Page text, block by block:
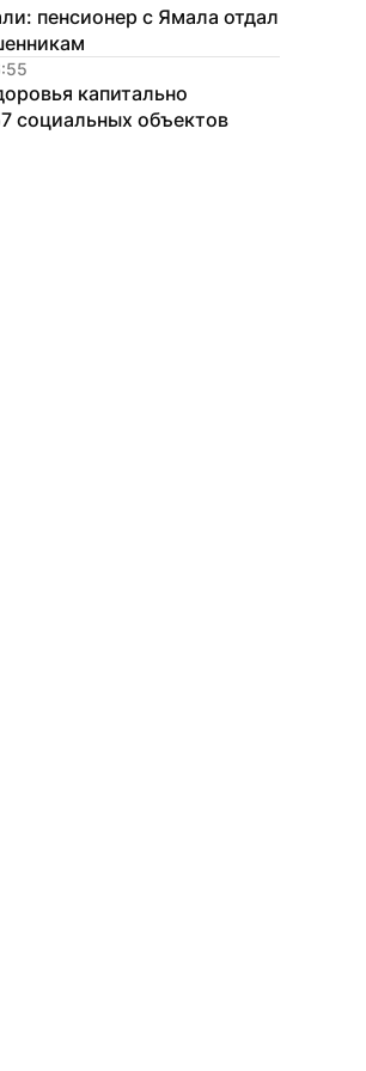
пенсионер с Ямала отдал
капитально
социальных объектов